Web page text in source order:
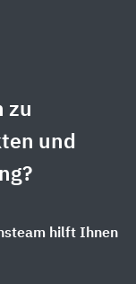
zu
und
hilft Ihnen